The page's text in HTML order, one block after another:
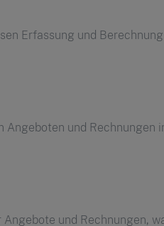
Erfassung und
und
und Rechnungen,